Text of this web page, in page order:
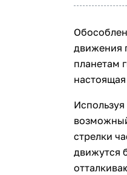
движения
планетам
настоящая
стрелки
движутся